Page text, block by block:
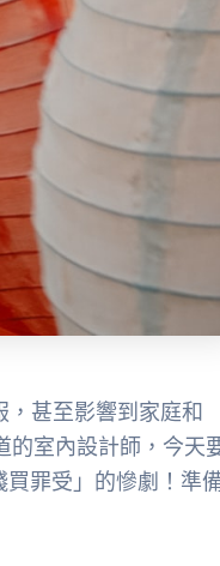
甚至影響到家庭和
的室內設計師，今天
罪受」的慘劇！準